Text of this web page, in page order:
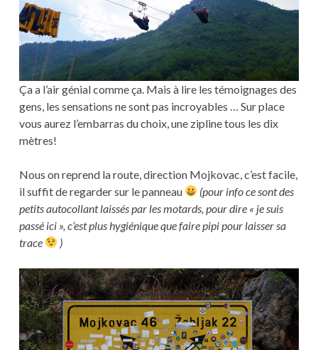
Ça a l’air génial comme ça. Mais à lire les témoignages des
gens, les sensations ne sont pas incroyables … Sur place
vous aurez l’embarras du choix, une zipline tous les dix
mètres!
Nous on reprend la route, direction Mojkovac, c’est facile,
il suffit de regarder sur le panneau
(pour info ce sont des
petits autocollant laissés par les motards, pour dire « je suis
passé ici », c’est plus hygiénique que faire pipi pour laisser sa
trace
)